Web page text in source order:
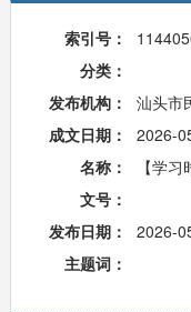
索引号：
分类：
发布机构：
汕头市
成文日期：
2026-
名称：
【学
文号：
发布日期：
2026-
主题词：